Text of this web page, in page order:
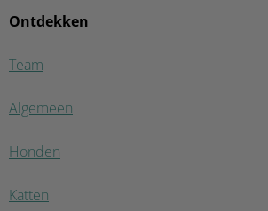
Ontdekken
Team
Algemeen
Honden
Katten